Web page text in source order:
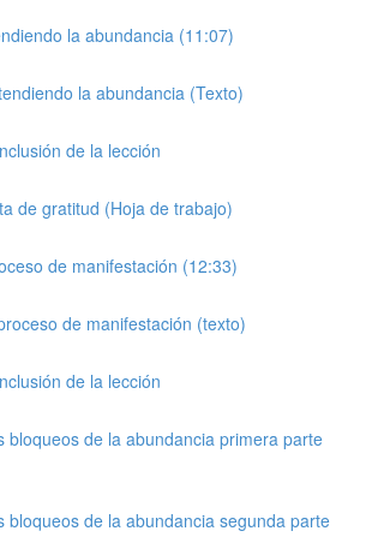
la abundancia (11:07)
la abundancia (Texto)
de la lección
de gratitud (Hoja de trabajo)
de manifestación (12:33)
de manifestación (texto)
de la lección
bloqueos de la abundancia primera parte
bloqueos de la abundancia segunda parte